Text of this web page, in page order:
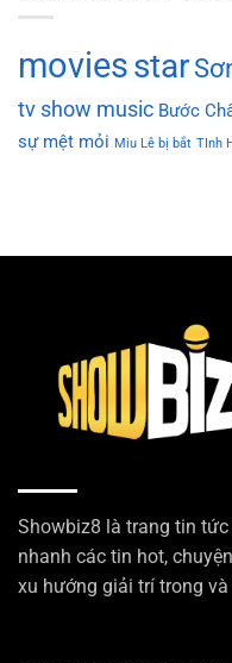
moviesstar
tv show music Bước
sự mệt mỏi Miu Lê bị bắt TInh
Showbiz8 là trang tin
nhanh các tin hot,
xu hướng giải trí trong